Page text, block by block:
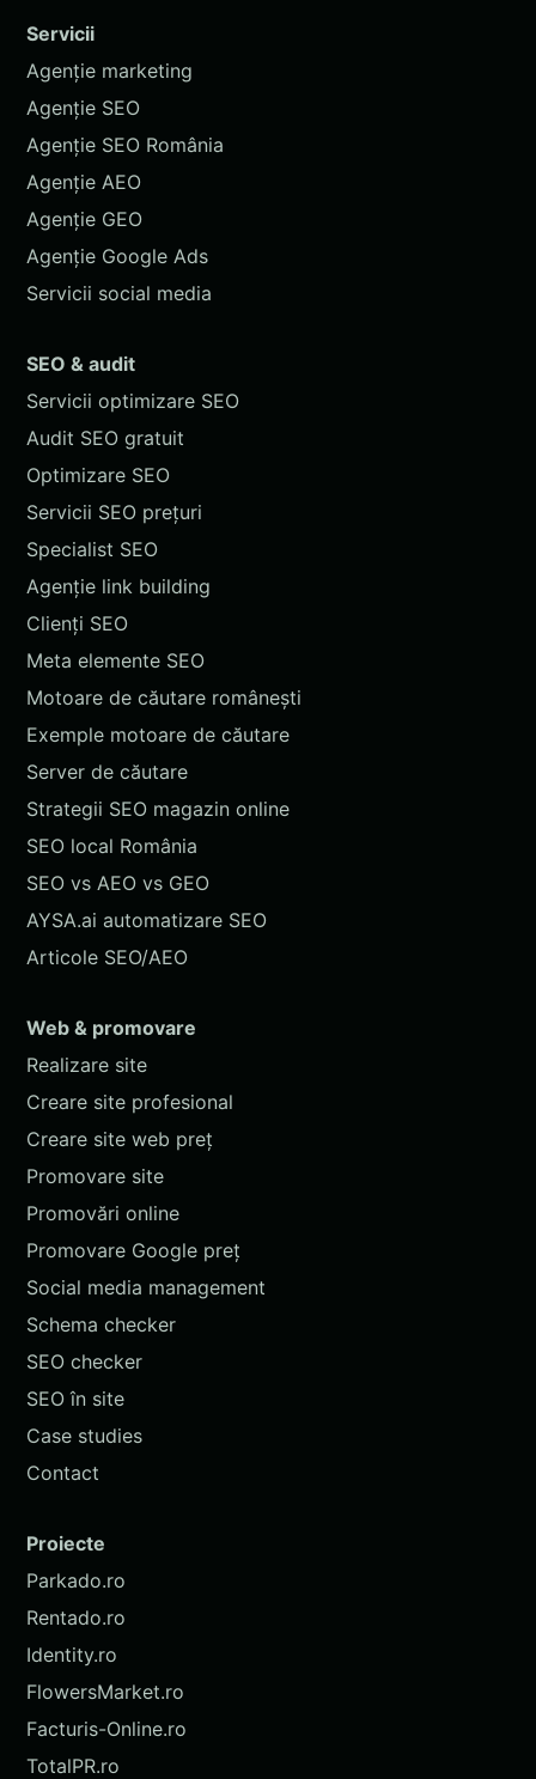
Servicii
Agenție marketing
Agenție SEO
Agenție SEO România
Agenție AEO
Agenție GEO
Agenție Google Ads
Servicii social media
SEO & audit
Servicii optimizare SEO
Audit SEO gratuit
Optimizare SEO
Servicii SEO prețuri
Specialist SEO
Agenție link building
Clienți SEO
Meta elemente SEO
Motoare de căutare românești
Exemple motoare de căutare
Server de căutare
Strategii SEO magazin online
SEO local România
SEO vs AEO vs GEO
AYSA.ai automatizare SEO
Articole SEO/AEO
Web & promovare
Realizare site
Creare site profesional
Creare site web preț
Promovare site
Promovări online
Promovare Google preț
Social media management
Schema checker
SEO checker
SEO în site
Case studies
Contact
Proiecte
Parkado.ro
Rentado.ro
Identity.ro
FlowersMarket.ro
Facturis-Online.ro
TotalPR.ro